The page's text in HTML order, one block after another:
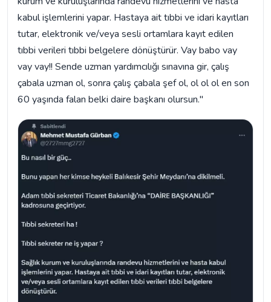
kabul işlemlerini yapar. Hastaya ait tıbbi ve idari kayıtları
tutar, elektronik ve/veya sesli ortamlara kayıt edilen
tıbbi verileri tıbbi belgelere dönüştürür. Vay babo vay
vay vay!! Sende uzman yardımcılığı sınavına gir, çalış
çabala uzman ol, sonra çalış çabala şef ol, ol ol ol en son
60 yaşında falan belki daire başkanı olursun."